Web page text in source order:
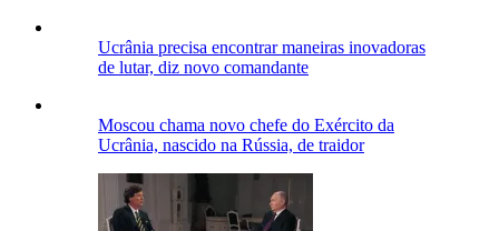
Ucrânia precisa encontrar maneiras inovadoras
de lutar, diz novo comandante
Moscou chama novo chefe do Exército da
Ucrânia, nascido na Rússia, de traidor